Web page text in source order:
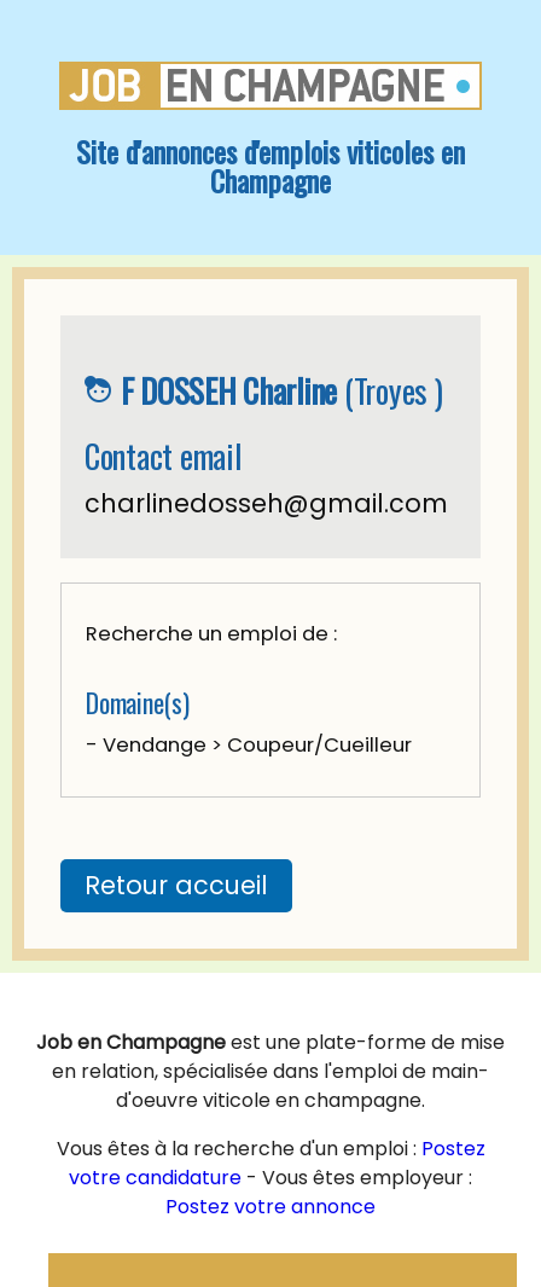
Site d'annonces d'emplois viticoles en
Champagne
face_4 F DOSSEH Charline(Troyes )
Contact email
charlinedosseh@gmail.com
Recherche un emploi de :
Domaine(s)
- Vendange > Coupeur/Cueilleur
Retour accueil
Job en Champagneest une plate-forme de mise
en relation, spécialisée dans l'emploi de main-
d'oeuvre viticole en champagne.
Vous êtes à la recherche d'un emploi : Postez
votre candidature - Vous êtes employeur :
Postez votre annonce